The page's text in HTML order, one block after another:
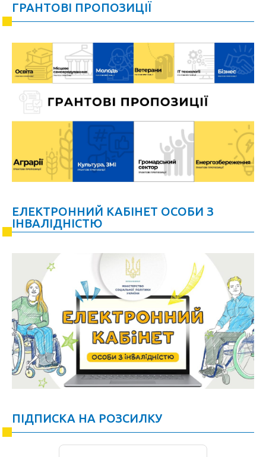
ГРАНТОВІ ПРОПОЗИЦІЇ
ЕЛЕКТРОННИЙ КАБІНЕТ ОСОБИ З
ІНВАЛІДНІСТЮ
ПІДПИСКА НА РОЗСИЛКУ